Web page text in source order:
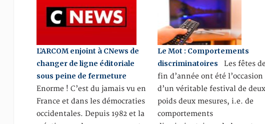
L’ARCOM enjoint à CNews de
changer de ligne éditoriale
sous peine de fermeture
Enorme ! C’est du jamais vu en
France et dans les démocraties
occidentales. Depuis 1982 et la
Le Mot : Comportements
discriminatoires Les fêtes
fin d’année ont été l’occasion
d’un véritable festival de deux
poids deux mesures, i.e. de
comportements